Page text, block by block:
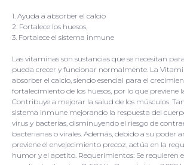
1. Ayuda a absorber el calcio
2. Fortalece los huesos,
3. Fortalece el sistema inmune
Las vitaminas son sustancias que se necesitan
pueda crecer y funcionar normalmente. La
absorber el calcio, siendo esencial para el
fortalecimiento de los huesos, por lo que previene
Contribuye a mejorar la salud de los músculos.
sistema inmune mejorando la respuesta del
virus y bacterias, disminuyendo el riesgo de
bacterianas o virales. Además, debido a su poder
previene el envejecimiento precoz, actúa en la
humor y el apetito. Requerimientos: Se requieren